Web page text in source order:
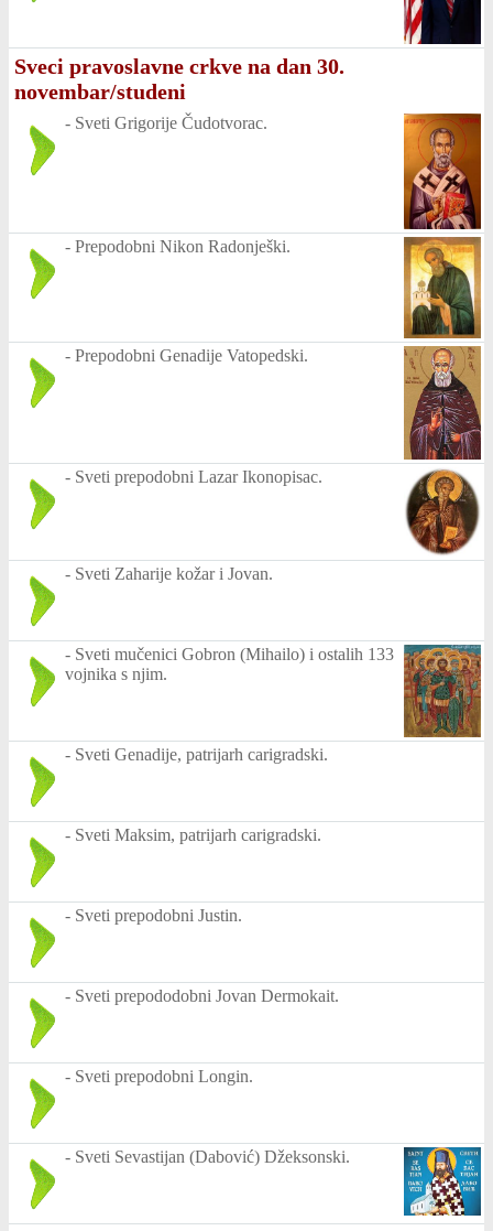
Sveci pravoslavne crkve na dan 30.
novembar/studeni
- Sveti Grigorije Čudotvorac.
- Prepodobni Nikon Radonješki.
- Prepodobni Genadije Vatopedski.
- Sveti prepodobni Lazar Ikonopisac.
- Sveti Zaharije kožar i Jovan.
- Sveti mučenici Gobron (Mihailo) i ostalih 133
vojnika s njim.
- Sveti Genadije, patrijarh carigradski.
- Sveti Maksim, patrijarh carigradski.
- Sveti prepodobni Justin.
- Sveti prepododobni Jovan Dermokait.
- Sveti prepodobni Longin.
- Sveti Sevastijan (Dabović) Džeksonski.